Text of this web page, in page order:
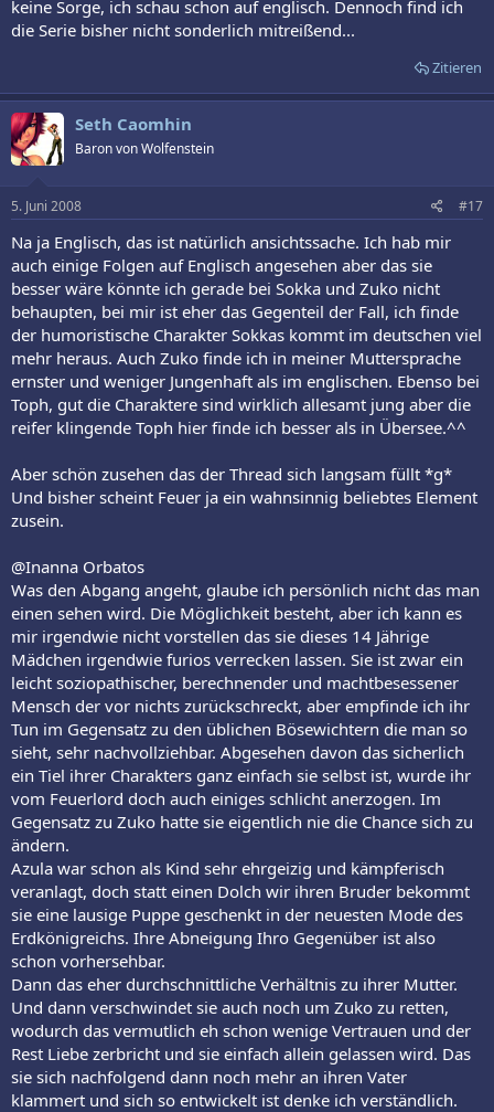
keine Sorge, ich schau schon auf englisch. Dennoch find ich
die Serie bisher nicht sonderlich mitreißend...
Zitieren
Seth Caomhin
Baron von Wolfenstein
5. Juni 2008 #17
Na ja Englisch, das ist natürlich ansichtssache. Ich hab mir
auch einige Folgen auf Englisch angesehen aber das sie
besser wäre könnte ich gerade bei Sokka und Zuko nicht
behaupten, bei mir ist eher das Gegenteil der Fall, ich finde
der humoristische Charakter Sokkas kommt im deutschen viel
mehr heraus. Auch Zuko finde ich in meiner Muttersprache
ernster und weniger Jungenhaft als im englischen. Ebenso bei
Toph, gut die Charaktere sind wirklich allesamt jung aber die
reifer klingende Toph hier finde ich besser als in Übersee.^^
Aber schön zusehen das der Thread sich langsam füllt *g*
Und bisher scheint Feuer ja ein wahnsinnig beliebtes Element
zusein.
@Inanna Orbatos
Was den Abgang angeht, glaube ich persönlich nicht das man
einen sehen wird. Die Möglichkeit besteht, aber ich kann es
mir irgendwie nicht vorstellen das sie dieses 14 Jährige
Mädchen irgendwie furios verrecken lassen. Sie ist zwar ein
leicht soziopathischer, berechnender und machtbesessener
Mensch der vor nichts zurückschreckt, aber empfinde ich ihr
Tun im Gegensatz zu den üblichen Bösewichtern die man so
sieht, sehr nachvollziehbar. Abgesehen davon das sicherlich
ein Tiel ihrer Charakters ganz einfach sie selbst ist, wurde ihr
vom Feuerlord doch auch einiges schlicht anerzogen. Im
Gegensatz zu Zuko hatte sie eigentlich nie die Chance sich zu
ändern.
Azula war schon als Kind sehr ehrgeizig und kämpferisch
veranlagt, doch statt einen Dolch wir ihren Bruder bekommt
sie eine lausige Puppe geschenkt in der neuesten Mode des
Erdkönigreichs. Ihre Abneigung Ihro Gegenüber ist also
schon vorhersehbar.
Dann das eher durchschnittliche Verhältnis zu ihrer Mutter.
Und dann verschwindet sie auch noch um Zuko zu retten,
wodurch das vermutlich eh schon wenige Vertrauen und der
Rest Liebe zerbricht und sie einfach allein gelassen wird. Das
sie sich nachfolgend dann noch mehr an ihren Vater
klammert und sich so entwickelt ist denke ich verständlich.